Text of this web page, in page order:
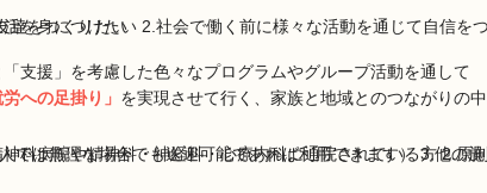
支援」を考慮した色々なプログラムやグループ活動を通して
への足掛り」 を実現させて行く、家族と地域とのつながりの中